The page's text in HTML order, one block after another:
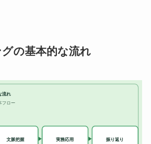
の基本的な流れ
流れ
フロー
文脈把握 実務応用 振り返り